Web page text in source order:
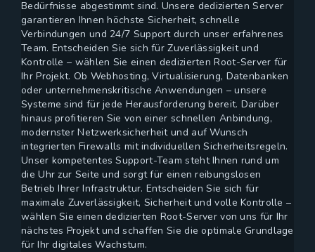
Bedürfnisse abgestimmt sind. Unsere dedizierten Server
garantieren Ihnen höchste Sicherheit, schnelle
Verbindungen und 24/7 Support durch unser erfahrenes
Team. Entscheiden Sie sich für Zuverlässigkeit und
Kontrolle – wählen Sie einen dedizierten Root-Server für
Ihr Projekt. Ob Webhosting, Virtualisierung, Datenbanken
oder unternehmenskritische Anwendungen – unsere
Systeme sind für jede Herausforderung bereit. Darüber
hinaus profitieren Sie von einer schnellen Anbindung,
modernster Netzwerksicherheit und auf Wunsch
integrierten Firewalls mit individuellen Sicherheitsregeln.
Unser kompetentes Support-Team steht Ihnen rund um
die Uhr zur Seite und sorgt für einen reibungslosen
Betrieb Ihrer Infrastruktur. Entscheiden Sie sich für
maximale Zuverlässigkeit, Sicherheit und volle Kontrolle –
wählen Sie einen dedizierten Root-Server von uns für Ihr
nächstes Projekt und schaffen Sie die optimale Grundlage
für Ihr digitales Wachstum.